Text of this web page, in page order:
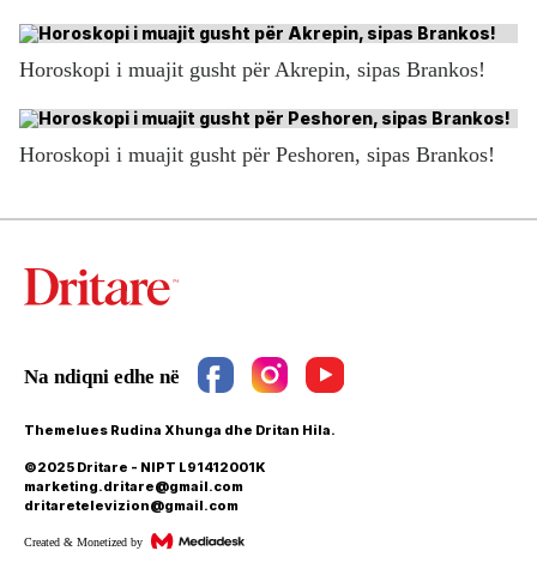
Horoskopi i muajit gusht për Akrepin, sipas Brankos!
Horoskopi i muajit gusht për Peshoren, sipas Brankos!
Themelues Rudina Xhunga dhe Dritan Hila.
©2025 Dritare - NIPT L91412001K
marketing.dritare@gmail.com
dritaretelevizion@gmail.com
Created & Monetized by